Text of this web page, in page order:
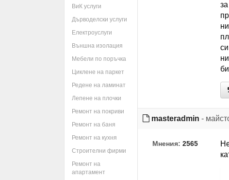
ВиК услуги
Дърводелски услуги
Електроуслуги
Външна изолация
Мебели по поръчка
Циклене на паркет
Редене на ламинат
Лепене на плочки
Ремонт на покриви
Ремонт на баня
Ремонт на кухня
Строителни фирми
Ремонт на
апартамент
masteradmin -
Мнения: 2565